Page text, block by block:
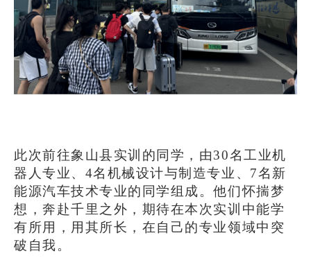
此次前往象山县实训的同学，由30名工业机
器人专业、4名机械设计与制造专业、7名新
能源汽车技术专业的同学组成。他们怀揣梦
想，奔赴千里之外，期待在本次实训中能学
有所用，用其所长，在自己的专业领域中突
破自我。